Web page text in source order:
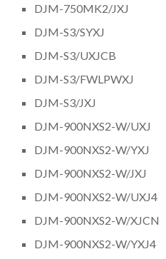
DJM-750MK2/JXJ
DJM-S3/SYXJ
DJM-S3/UXJCB
DJM-S3/FWLPWXJ
DJM-S3/JXJ
DJM-900NXS2-W/UXJ
DJM-900NXS2-W/YXJ
DJM-900NXS2-W/JXJ
DJM-900NXS2-W/UXJ4
DJM-900NXS2-W/XJCN
DJM-900NXS2-W/YXJ4